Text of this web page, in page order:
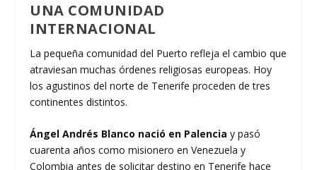
UNA COMUNIDAD
INTERNACIONAL
La pequeña comunidad del Puerto refleja el cambio que
atraviesan muchas órdenes religiosas europeas. Hoy
los agustinos del norte de Tenerife proceden de tres
continentes distintos.
Ángel Andrés Blanco nació en Palenciay pasó
cuarenta años como misionero en Venezuela y
Colombia antes de solicitar destino en Tenerife hace